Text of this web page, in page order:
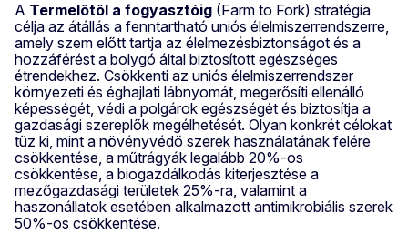
A Termelőtől a fogyasztóig (Farm to Fork) stratégia
célja az átállás a fenntartható uniós élelmiszerrendszerre,
amely szem előtt tartja az élelmezésbiztonságot és a
hozzáférést a bolygó által biztosított egészséges
étrendekhez. Csökkenti az uniós élelmiszerrendszer
környezeti és éghajlati lábnyomát, megerősíti ellenálló
képességét, védi a polgárok egészségét és biztosítja a
gazdasági szereplők megélhetését. Olyan konkrét célokat
tűz ki, mint a növényvédő szerek használatának felére
csökkentése, a műtrágyák legalább 20%-os
csökkentése, a biogazdálkodás kiterjesztése a
mezőgazdasági területek 25%-ra, valamint a
haszonállatok esetében alkalmazott antimikrobiális szerek
50%-os csökkentése.